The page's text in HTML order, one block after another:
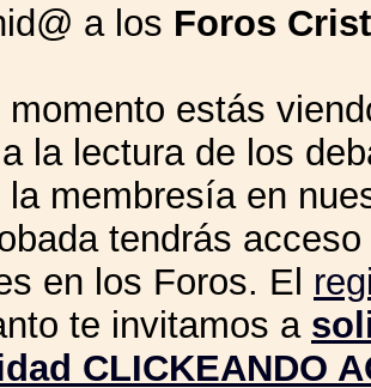
a los Foros
momento estás
la lectura de los
la membresía en
tendrás
en los Foros. El
te invitamos a
CLICKEANDO